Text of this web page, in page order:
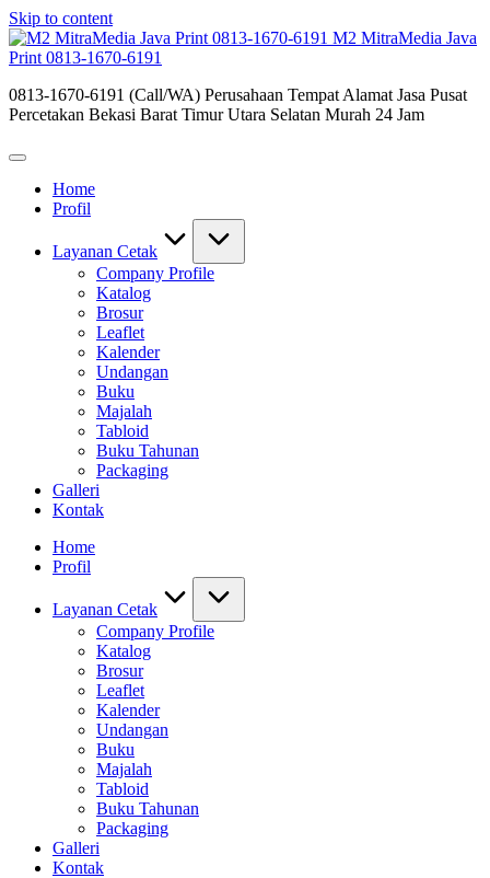
Skip to content
M2 MitraMedia Java
Print 0813-1670-6191
0813-1670-6191 (Call/WA) Perusahaan Tempat Alamat Jasa Pusat
Percetakan Bekasi Barat Timur Utara Selatan Murah 24 Jam
Home
Profil
Layanan Cetak
Company Profile
Katalog
Brosur
Leaflet
Kalender
Undangan
Buku
Majalah
Tabloid
Buku Tahunan
Packaging
Galleri
Kontak
Home
Profil
Layanan Cetak
Company Profile
Katalog
Brosur
Leaflet
Kalender
Undangan
Buku
Majalah
Tabloid
Buku Tahunan
Packaging
Galleri
Kontak